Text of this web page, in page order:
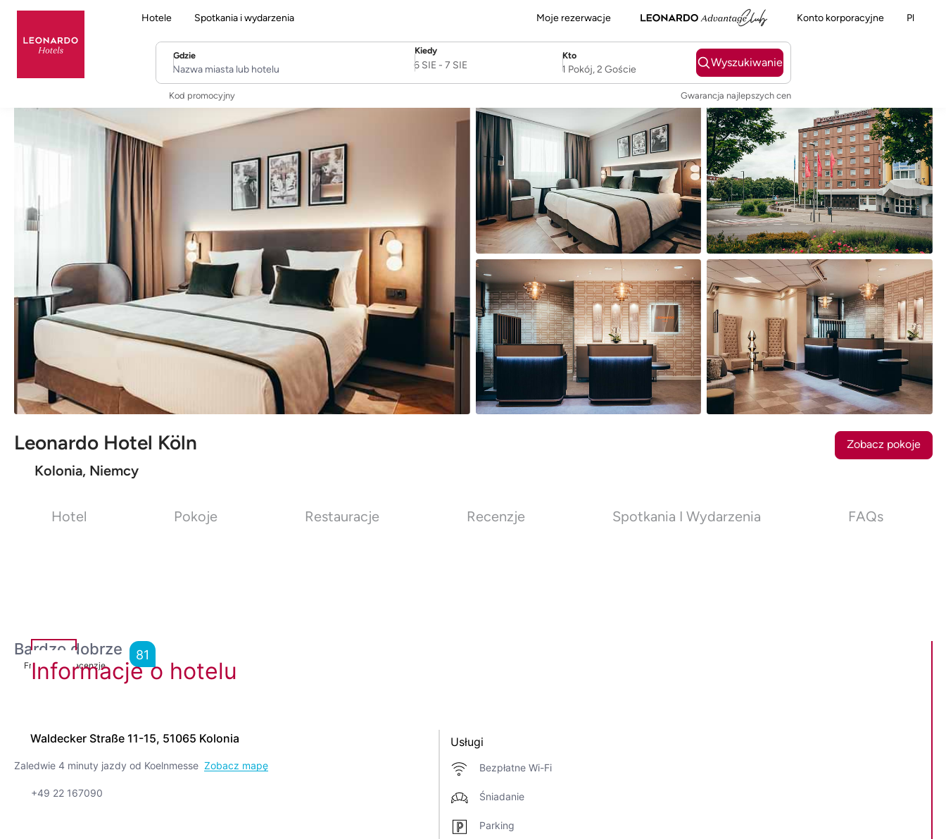
Hotele Spotkania i wydarzenia Moje rezerwacje Konto korporacyjne Pl
Leonardo Hotel Köln
Kolonia, Niemcy
Zobacz pokoje
Gdzie
Nazwa miasta lub hotelu
Kiedy
SelectDate
6 SIE - 7 SIE
Kto
Username
1 Pokój, 2 Goście
Wyszukiwanie
Kod promocyjny Gwarancja najlepszych cen
Hotel Pokoje Restauracje Recenzje Spotkania I Wydarzenia FAQs
Bardzo dobrze
From1,774Recenzje
81
Informacje o hotelu
Waldecker Straße 11-15, 51065 Kolonia
Zaledwie 4 minuty jazdy od Koelnmesse Zobacz mapę
+49 22 167090
Usługi
Bezpłatne Wi-Fi
Śniadanie
Parking